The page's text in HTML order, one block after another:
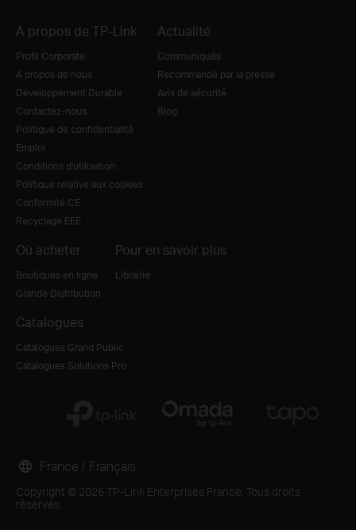
A propos de TP-Link
Profil Corporate
A propos de nous
Développement Durable
Contactez-nous
Politique de confidentialité
Emploi
Conditions d'utilisation
Politique relative aux cookies
Conformité CE
Recyclage EEE
Actualité
Communiqués
Recommandé par la presse
Avis de sécurité
Blog
Où acheter
Boutiques en ligne
Grande Distribution
Pour en savoir plus
Librairie
Catalogues
Catalogues Grand Public
Catalogues Solutions Pro
Copyright © 2026 TP-Link Enterprises France. Tous droits
réservés.
France / Français